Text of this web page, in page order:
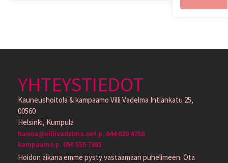
YHTEYSTIEDOT
Kauneushoitola & kampaamo Villi Vadelma Intiankatu 25,
00560
Helsinki, Kumpula
hanna@villivadelma.net p. 044 020 4750
kampaamo p. 050 555 7381
Hoidon aikana emme pysty vastaamaan puhelimeen. Ota